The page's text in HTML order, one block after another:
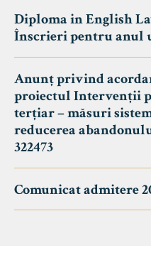
Diploma in English
Înscrieri pentru anul
Anunț privind
proiectul Intervenții
terțiar – măsuri
reducerea
322473
Comunicat admitere